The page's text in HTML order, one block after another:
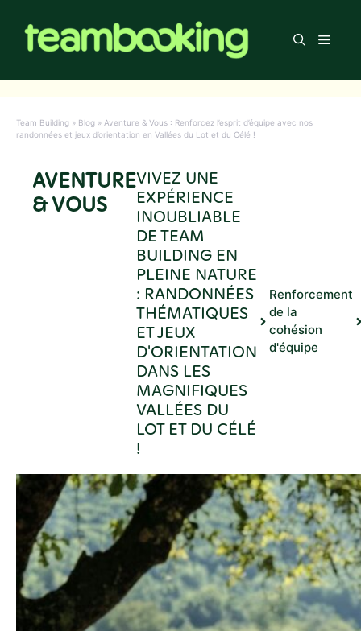
contenu
Menu
Team Building » Blog » Aventure & Vous : Renforcez l’esprit d’équipe avec nos
randonnées et jeux d’orientation en Vallées du Lot et du Célé !
AVENTURE
& VOUS
VIVEZ UNE
EXPÉRIENCE
INOUBLIABLE
DE TEAM
BUILDING EN
PLEINE NATURE
: RANDONNÉES
THÉMATIQUES
ET JEUX
D'ORIENTATION
DANS LES
MAGNIFIQUES
VALLÉES DU
LOT ET DU CÉLÉ
!
Renforcement
de la
cohésion
d'équipe